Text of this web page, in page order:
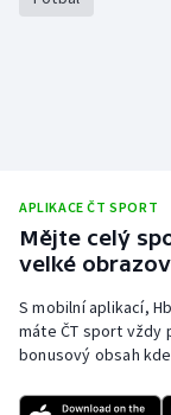
APLIKACE ČT SPORT
Mějte celý
velké
S mobilní aplikací,
máte ČT sport vždy
bonusový obsah